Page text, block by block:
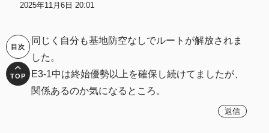
2025年11月6日 20:01
同じく自分も基地防空なしでルートが解放されま
した。
E3-1中は終始優勢以上を確保し続けてましたが、
関係あるのか気になるところ。
返信